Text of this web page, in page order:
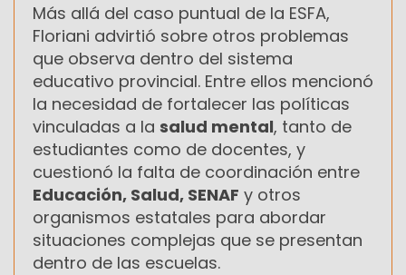
Más allá del caso puntual de la ESFA,
Floriani advirtió sobre otros problemas
que observa dentro del sistema
educativo provincial. Entre ellos mencionó
la necesidad de fortalecer las políticas
vinculadas a la salud mental, tanto de
estudiantes como de docentes, y
cuestionó la falta de coordinación entre
Educación, Salud, SENAF y otros
organismos estatales para abordar
situaciones complejas que se presentan
dentro de las escuelas.